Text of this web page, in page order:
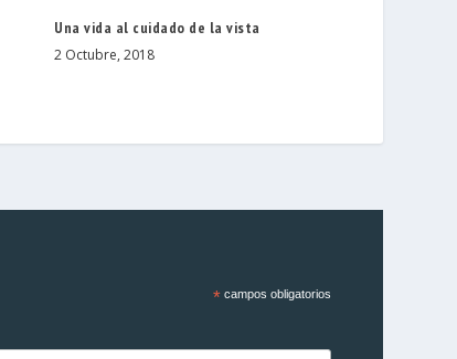
Una vida al cuidado de la vista
2 Octubre, 2018
*campos obligatorios